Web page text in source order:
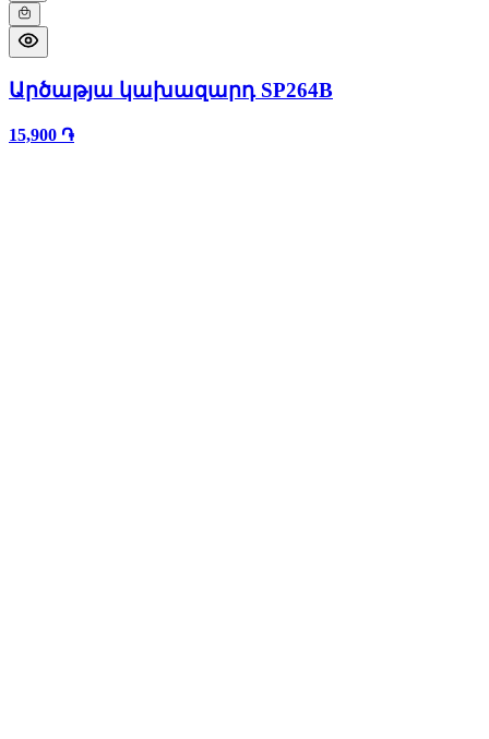
Արծաթյա կախազարդ SP264B
15,900 ֏